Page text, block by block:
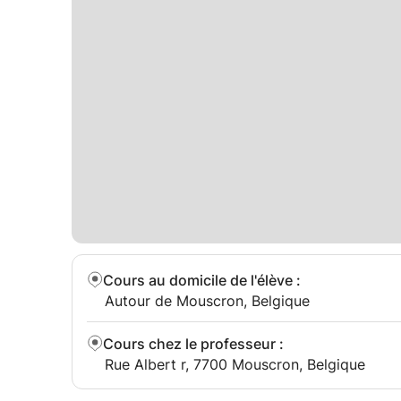
Cours au domicile de l'élève :
Autour de Mouscron, Belgique
Cours chez le professeur :
Rue Albert r, 7700 Mouscron, Belgique